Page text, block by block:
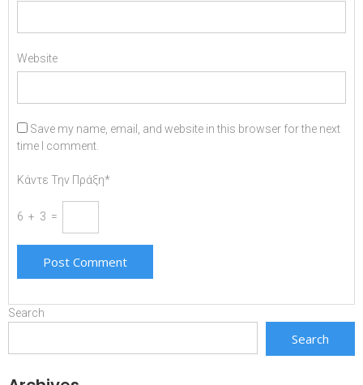
Website
Save my name, email, and website in this browser for the next
time I comment.
Κάντε Την Πράξη*
6 + 3 =
Search
Search